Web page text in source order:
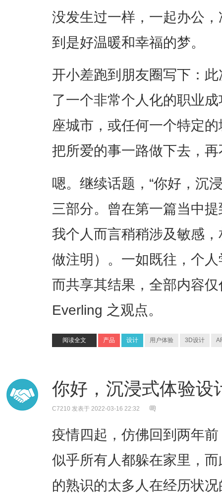
没发生过一样，一起办公
到是好温暖和幸福的梦。
开小差跑到朋友圈写下：
了一个非常个人化的职业
座城市，或任何一个特定
把所爱的事一路做下去，
嗯。继续话题，“你好，沉
三部分。曾在第一篇当中
我个人而言稍稍涉及敏感
做注明）。一如既往，个
而共享其结果，全部内容
Everling 之观点。
阅读全文 产品 设计 用户体验 3D设计
你好，沉浸式体验
C7210 发表于 2022-03-16 22:32
疫情四起，仿佛回到两年
似乎所有人都躲在家里，
的熟识的太多人在经历状